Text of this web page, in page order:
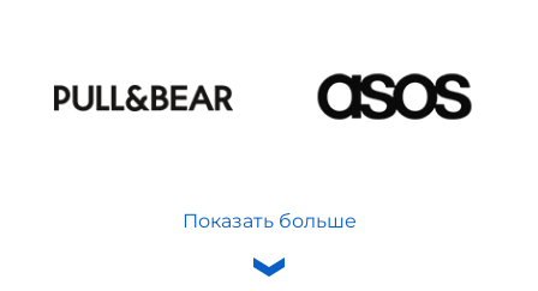
Показать больше